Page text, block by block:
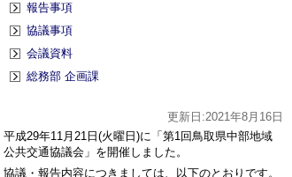
報告事項
協議事項
会議資料
総務部 企画課
更新日:2021年8月16日
平成29年11月21日(火曜日)に「第1回鳥取県中部地域
公共交通協議会」を開催しました。
協議・報告内容につきましては、以下のとおりです。